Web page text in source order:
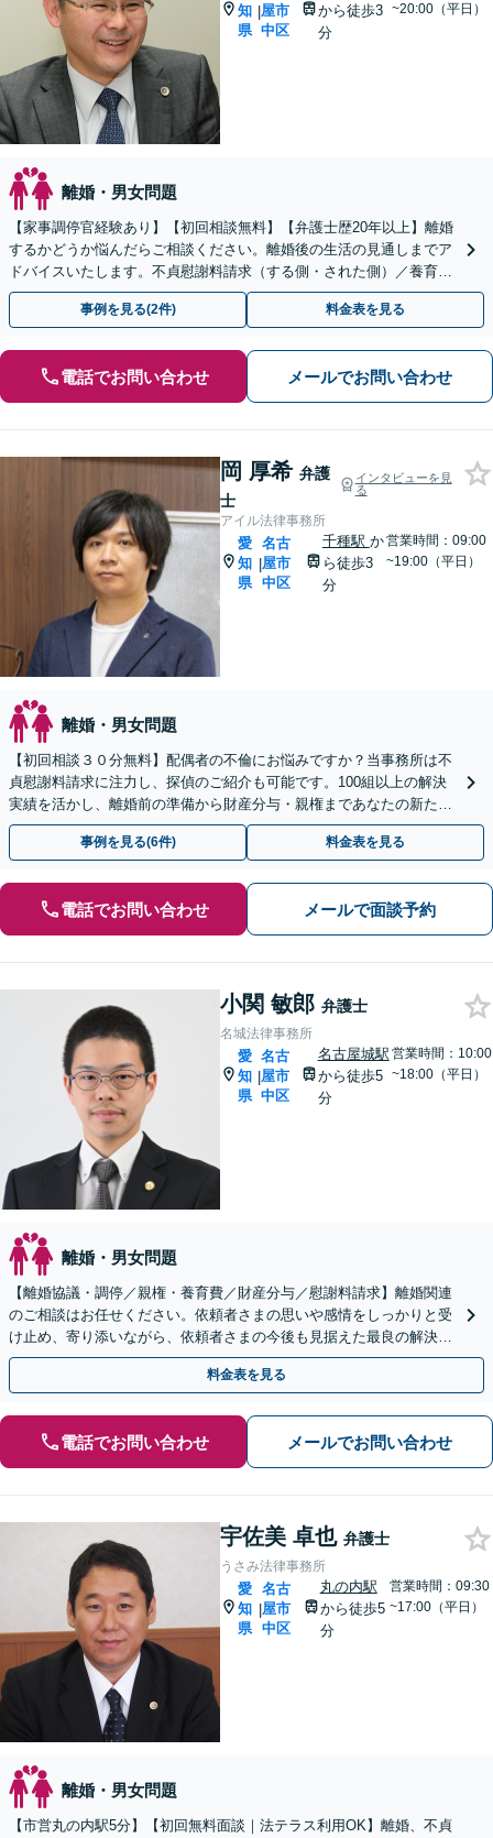
知
県
|屋市
中区
から徒歩3
分
~20:00（平日）
離婚・男女問題
【家事調停官経験あり】【初回相談無料】【弁護士歴20年以上】離婚
するかどうか悩んだらご相談ください。離婚後の生活の見通しまでア
ドバイスいたします。不貞慰謝料請求（する側・された側）／養育費
／親権／モラハラ被害【完全個室】【子連れ相談可】
事例を見る(2件) 料金表を見る
電話でお問い合わせ メールでお問い合わせ
岡 厚希 弁護
士
インタビューを見
る
アイル法律事務所
愛
知
県
|
名古
屋市
中区
千種駅 か
ら徒歩3
分
営業時間：09:00
~19:00（平日）
離婚・男女問題
【初回相談３０分無料】配偶者の不倫にお悩みですか？当事務所は不
貞慰謝料請求に注力し、探偵のご紹介も可能です。100組以上の解決
実績を活かし、離婚前の準備から財産分与・親権まであなたの新たな
一歩を全力支援。LINE予約も受付中です。
事例を見る(6件) 料金表を見る
電話でお問い合わせ メールで面談予約
小関 敏郎 弁護士
名城法律事務所
愛
知
県
|
名古
屋市
中区
名古屋城駅
から徒歩5
分
営業時間：10:00
~18:00（平日）
離婚・男女問題
【離婚協議・調停／親権・養育費／財産分与／慰謝料請求】離婚関連
のご相談はお任せください。依頼者さまの思いや感情をしっかりと受
け止め、寄り添いながら、依頼者さまの今後も見据えた最良の解決に
向け真摯に対応します【名古屋城駅5分】【初回相談無料】
料金表を見る
電話でお問い合わせ メールでお問い合わせ
宇佐美 卓也 弁護士
うさみ法律事務所
愛
知
県
|
名古
屋市
中区
丸の内駅
から徒歩5
分
営業時間：09:30
~17:00（平日）
離婚・男女問題
【市営丸の内駅5分】【初回無料面談｜法テラス利用OK】離婚、不貞